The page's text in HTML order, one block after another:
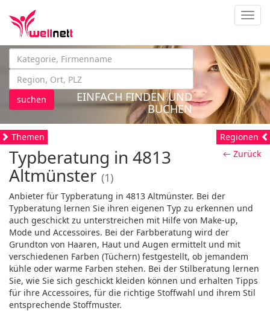
suchen
EINFACH FINDEN UND
BUCHEN
Themen
← Zurück
Typberatung in 4813
Altmünster(1)
Anbieter für Typberatung in 4813 Altmünster. Bei der
Typberatung lernen Sie ihren eigenen Typ zu erkennen und
auch geschickt zu unterstreichen mit Hilfe von Make-up,
Mode und Accessoires. Bei der Farbberatung wird der
Grundton von Haaren, Haut und Augen ermittelt und mit
verschiedenen Farben (Tüchern) festgestellt, ob jemandem
kühle oder warme Farben stehen. Bei der Stilberatung lernen
Sie, wie Sie sich geschickt kleiden können und erhalten Tipps
für ihre Accessoires, für die richtige Stoffwahl und ihrem Stil
entsprechende Stoffmuster.
Regionen